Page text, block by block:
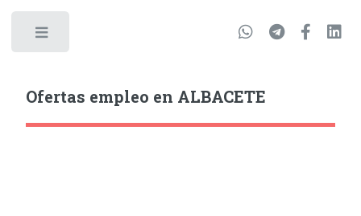
Ofertas empleo en ALBACETE